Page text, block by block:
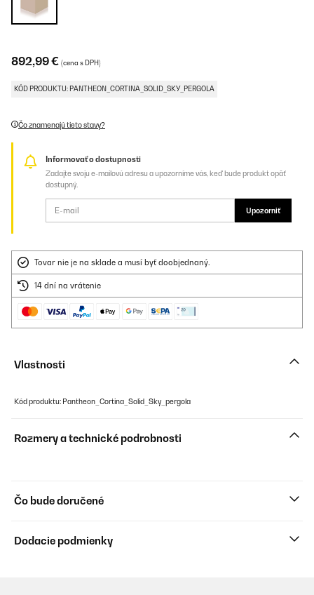
892,99 € (cena s DPH)
KÓD PRODUKTU: PANTHEON_CORTINA_SOLID_SKY_PERGOLA
Čo znamenajú tieto stavy?
Informovať o dostupnosti
Zadajte svoju e-mailovú adresu a upozorníme vás, keď bude produkt opäť
dostupný.
Upozorniť
Tovar nie je na sklade a musí byť doobjednaný.
14 dní na vrátenie
Vlastnosti
Kód produktu: Pantheon_Cortina_Solid_Sky_pergola
Rozmery a technické podrobnosti
Čo bude doručené
Dodacie podmienky